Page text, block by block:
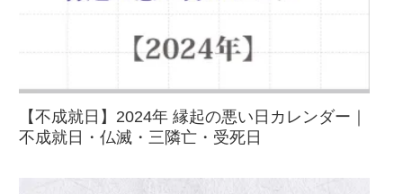
【不成就日】2024年 縁起の悪い日カレンダー｜
不成就日・仏滅・三隣亡・受死日